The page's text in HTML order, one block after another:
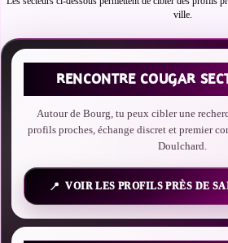
ville.
RENCONTRE COUGAR
Autour de Bourg, tu peux cibler une
profils proches, échange discret et premier
Doulchard.
VOIR LES PROFILS PRÈS DE